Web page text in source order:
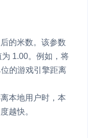
的米数。该参数
1.00。例如，将
的游戏引擎距离
本地用户时，本
越快。